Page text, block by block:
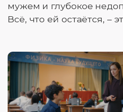
мужем и глубокое
Всё, что ей остаётся, –